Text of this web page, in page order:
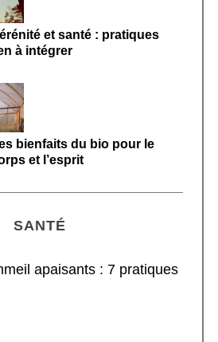
et santé : pratiques
à intégrer
bienfaits du bio pour le
et l’esprit
SANTÉ